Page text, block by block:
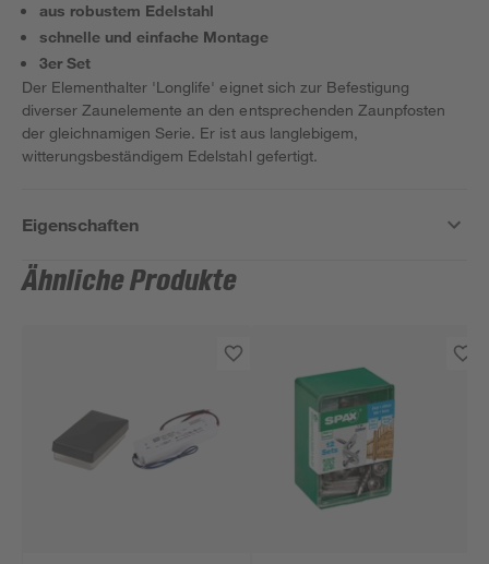
aus robustem Edelstahl
schnelle und einfache Montage
3er Set
Der Elementhalter 'Longlife' eignet sich zur Befestigung
diverser Zaunelemente an den entsprechenden Zaunpfosten
der gleichnamigen Serie. Er ist aus langlebigem,
witterungsbeständigem Edelstahl gefertigt.
Eigenschaften
Ähnliche Produkte